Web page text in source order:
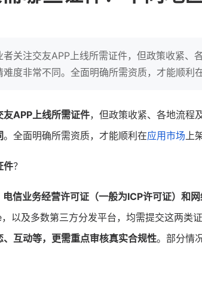
关注交友APP上线所需证件，但政策收紧、
度非常不同。全面明确所需资质，才能顺利
友APP上线所需证件，但政策收紧、各地流程
。全面明确所需资质，才能顺利在应用市场上
件？
电信业务经营许可证（一般为ICP许可证） 和
以及多数第三方分发平台，均需提交这两类
互动等，更需重点审核真实合规性。部分情
只松鼠旗下的网红婴儿辅食品
，22天便拿下类目第一
他只用7年做到
域如何破局？
查看详情